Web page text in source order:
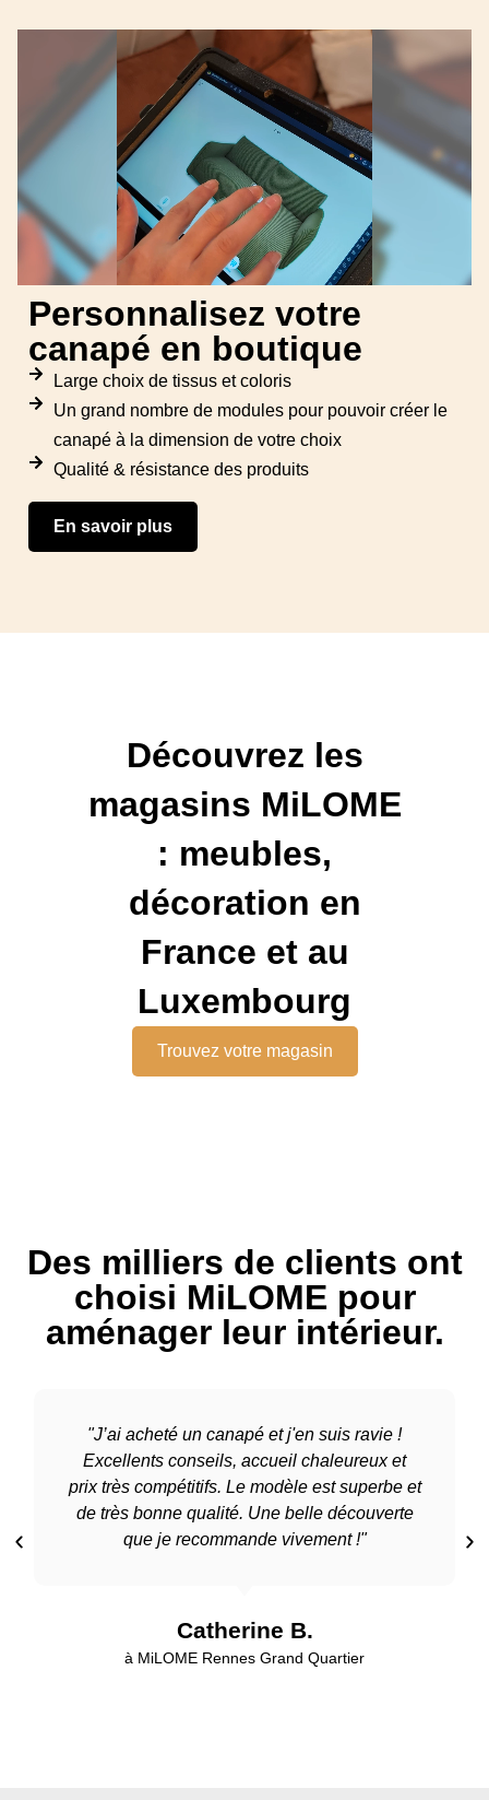
Personnalisez votre
canapé en boutique
Large choix de tissus et coloris
Un grand nombre de modules pour pouvoir créer le
canapé à la dimension de votre choix
Qualité & résistance des produits
En savoir plus
Découvrez les
magasins MiLOME
: meubles,
décoration en
France et au
Luxembourg
Trouvez votre magasin
Des milliers de clients ont
choisi MiLOME pour
aménager leur intérieur.
"J’ai acheté un canapé et j'en suis ravie !
Excellents conseils, accueil chaleureux et
prix très compétitifs. Le modèle est superbe et
de très bonne qualité. Une belle découverte
que je recommande vivement !"
Catherine B.
à MiLOME Rennes Grand Quartier